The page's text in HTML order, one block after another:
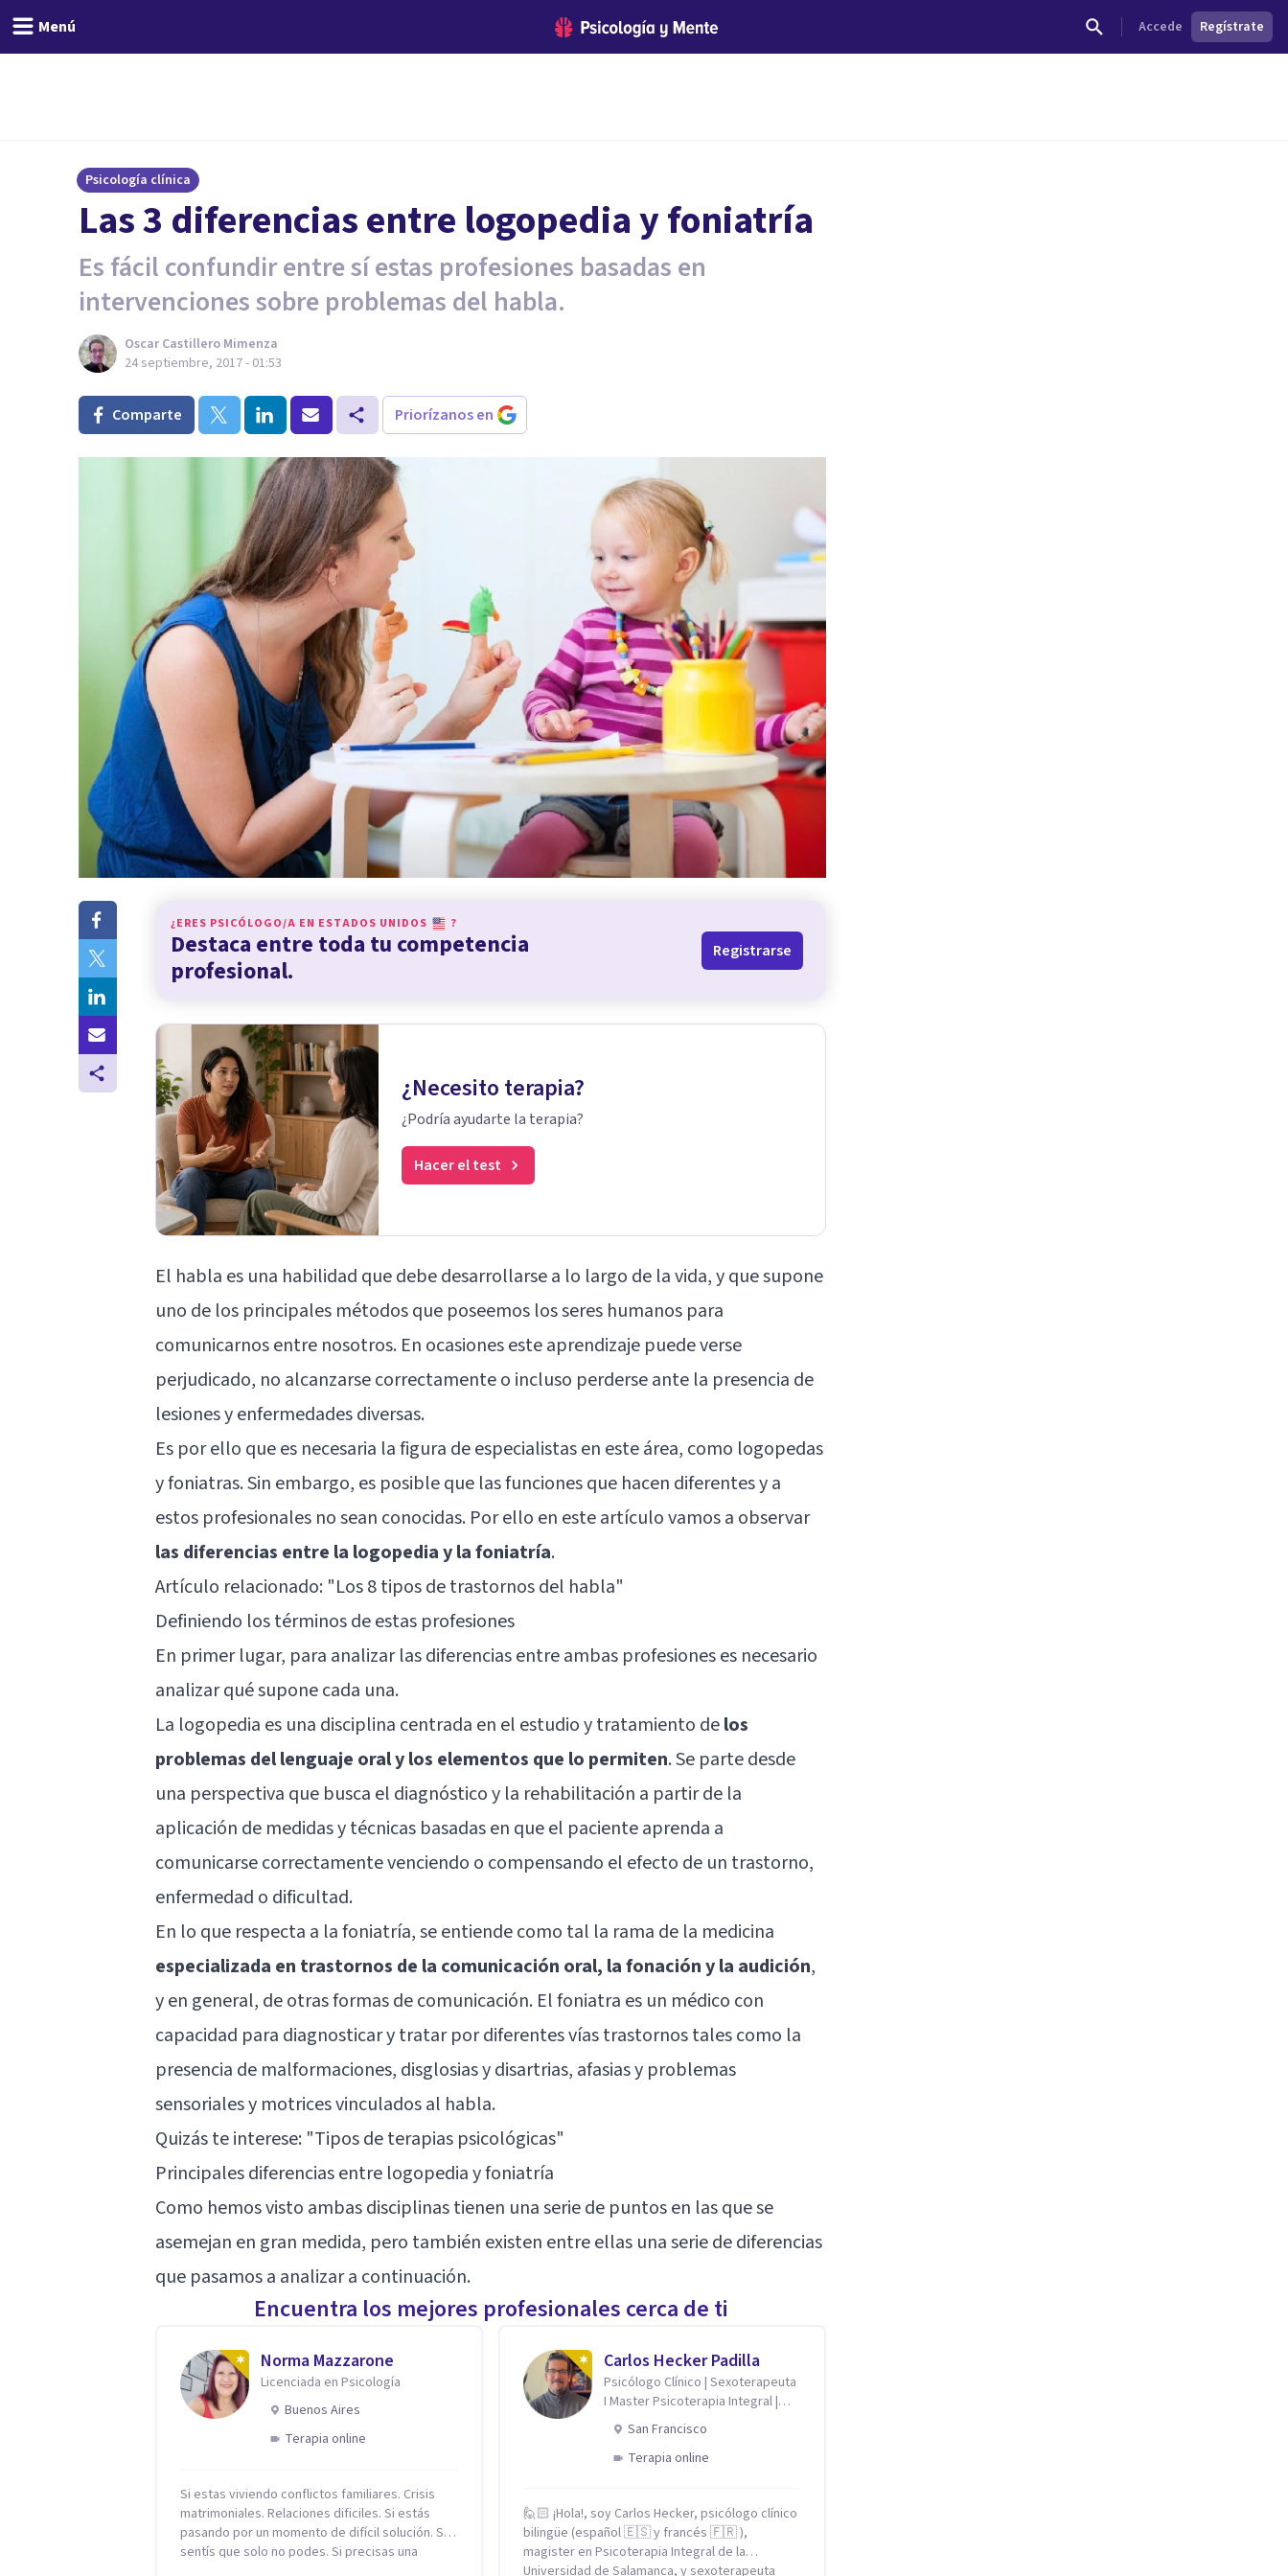
Menú Accede Regístrate
Psicología clínica
Las 3 diferencias entre logopedia y foniatría
Es fácil confundir entre sí estas profesiones basadas en
intervenciones sobre problemas del habla.
Oscar Castillero Mimenza
24 septiembre, 2017 - 01:53
Comparte Priorízanos en
¿ERES PSICÓLOGO/A EN ESTADOS UNIDOS ?
Destaca entre toda tu competencia
profesional.
Registrarse
¿Necesito terapia?
¿Podría ayudarte la terapia?
Hacer el test
El habla es una habilidad que debe desarrollarse a lo largo de la vida, y que supone
uno de los principales métodos que poseemos los seres humanos para
comunicarnos entre nosotros. En ocasiones este aprendizaje puede verse
perjudicado, no alcanzarse correctamente o incluso perderse ante la presencia de
lesiones y enfermedades diversas.
Es por ello que es necesaria la figura de especialistas en este área, como logopedas
y foniatras. Sin embargo, es posible que las funciones que hacen diferentes y a
estos profesionales no sean conocidas. Por ello en este artículo vamos a observar
las diferencias entre la logopedia y la foniatría.
Artículo relacionado: "Los 8 tipos de trastornos del habla"
Definiendo los términos de estas profesiones
En primer lugar, para analizar las diferencias entre ambas profesiones es necesario
analizar qué supone cada una.
La logopedia es una disciplina centrada en el estudio y tratamiento delos
problemas del lenguaje oral y los elementos que lo permiten. Se parte desde
una perspectiva que busca el diagnóstico y la rehabilitación a partir de la
aplicación de medidas y técnicas basadas en que el paciente aprenda a
comunicarse correctamente venciendo o compensando el efecto de un trastorno,
enfermedad o dificultad.
En lo que respecta a la foniatría, se entiende como tal la rama de la medicina
especializada en trastornos de la comunicación oral, la fonación y la audición,
y en general, de otras formas de comunicación. El foniatra es un médico con
capacidad para diagnosticar y tratar por diferentes vías trastornos tales como la
presencia de malformaciones, disglosias y disartrias, afasias y problemas
sensoriales y motrices vinculados al habla.
Quizás te interese: "Tipos de terapias psicológicas"
Principales diferencias entre logopedia y foniatría
Como hemos visto ambas disciplinas tienen una serie de puntos en las que se
asemejan en gran medida, pero también existen entre ellas una serie de diferencias
que pasamos a analizar a continuación.
Encuentra los mejores profesionales cerca de ti
Norma Mazzarone
Licenciada en Psicología
Buenos Aires
Terapia online
Si estas viviendo conflictos familiares. Crisis
matrimoniales. Relaciones dificiles. Si estás
pasando por un momento de difícil solución. Si
sentís que solo no podes. Si precisas una
Carlos Hecker Padilla
Psicólogo Clínico | Sexoterapeuta
I Master Psicoterapia Integral |
Terapeuta de Pareja
San Francisco
Terapia online
🙋🏻 ¡Hola!, soy Carlos Hecker, psicólogo clínico
bilingüe (español 🇪🇸 y francés 🇫🇷 ),
magister en Psicoterapia Integral de la
Universidad de Salamanca, y sexoterapeuta